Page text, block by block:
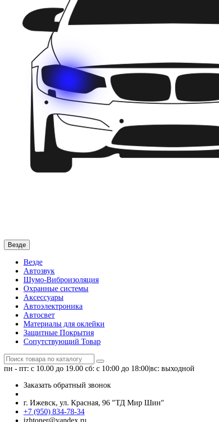
Везде
Везде
Автозвук
Шумо-Виброизоляция
Охранные системы
Аксессуары
Автоэлектроника
Автосвет
Материалы для оклейки
Защитные Покрытия
Сопутствующий Товар
пн - пт: с 10.00 до 19.00 сб: с 10:00 до 18:00|вс: выходной
Заказать обратный звонок
г. Ижевск, ул. Красная, 96 "ТД Мир Шин"
+7 (950) 834-78-34
izhtoner@yandex.ru